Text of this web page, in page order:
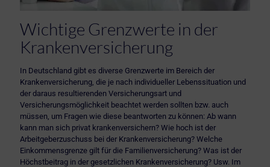
Wichtige Grenzwerte in der
Krankenversicherung
In Deutschland gibt es diverse Grenzwerte im Bereich der
Krankenversicherung, die je nach individueller Lebenssituation und
der daraus resultierenden Versicherungsart und
Versicherungsmöglichkeit beachtet werden sollten bzw. auch
müssen, um Fragen wie diese beantworten zu können: Ab wann
kann man sich privat krankenversichern? Wie hoch ist der
Arbeitgeberzuschuss bei der Krankenversicherung? Welche
Einkommensgrenze gilt für die Familienversicherung? Was ist der
Höchstbeitrag in der gesetzlichen Krankenversicherung? Usw. Im